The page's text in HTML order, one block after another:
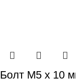
Болт М5 х 10